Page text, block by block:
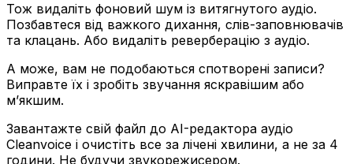
Тож видаліть фоновий шум із витягнутого аудіо.
Позбавтеся від важкого дихання, слів-заповнювачів
та клацань. Або видаліть реверберацію з аудіо.
А може, вам не подобаються спотворені записи?
Виправте їх і зробіть звучання яскравішим або
м’якшим.
Завантажте свій файл до AI-редактора аудіо
Cleanvoice і очистіть все за лічені хвилини, а не за 4
години. Не будучи звукорежисером.